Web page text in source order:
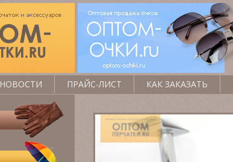
НОВОСТИ ПРАЙС-ЛИСТ КАК ЗАКАЗАТЬ